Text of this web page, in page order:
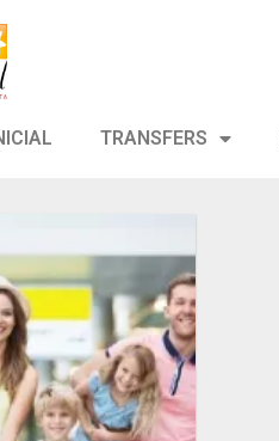
TRANSFERS
Adicionar
aos meus
desejos